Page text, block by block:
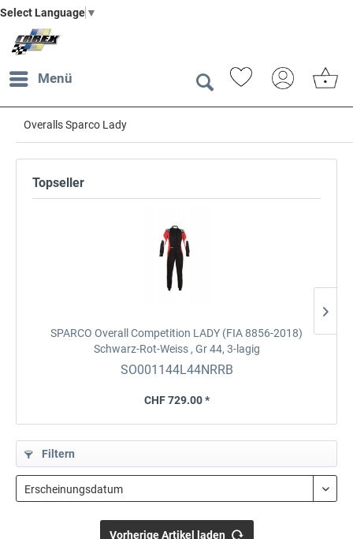
Select Language ▼
Menü
Overalls Sparco Lady
Topseller
SPARCO Overall Competition LADY (FIA 8856-2018)
Schwarz-Rot-Weiss , Gr 44, 3-lagig
SO001144L44NRRB
CHF 729.00 *
Filtern
Vorherige Artikel laden